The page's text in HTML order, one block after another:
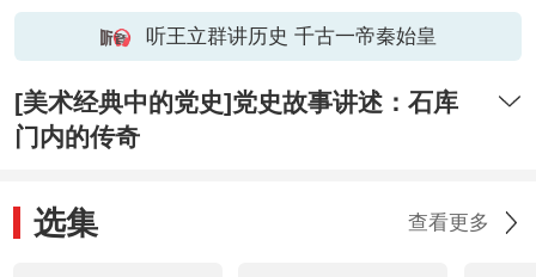
听王立群讲历史 千古一帝秦始皇
[美术经典中的党史]党史故事讲述：石库
门内的传奇
选集 查看更多